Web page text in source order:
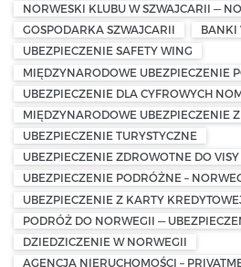
NORWESKI KLUBU W SZWAJCARII —
GOSPODARKA SZWAJCARII
BANKI
UBEZPIECZENIE SAFETY WING
MIĘDZYNARODOWE UBEZPIECZENIE
UBEZPIECZENIE DLA CYFROWYCH
MIĘDZYNARODOWE UBEZPIECZENIE
UBEZPIECZENIE TURYSTYCZNE
UBEZPIECZENIE ZDROWOTNE DO VISY
UBEZPIECZENIE PODRÓŻNE –
UBEZPIECZENIE Z KARTY
PODRÓŻ DO NORWEGII —
DZIEDZICZENIE W NORWEGII
AGENCJA NIERUCHOMOŚCI –